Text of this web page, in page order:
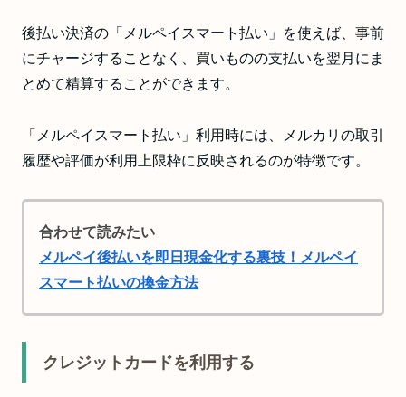
後払い決済の「メルペイスマート払い」を使えば、事前
にチャージすることなく、買いものの支払いを翌月にま
とめて精算することができます。
「メルペイスマート払い」利用時には、メルカリの取引
履歴や評価が利用上限枠に反映されるのが特徴です。
合わせて読みたい
メルペイ後払いを即日現金化する裏技！メルペイ
スマート払いの換金方法
クレジットカードを利用する